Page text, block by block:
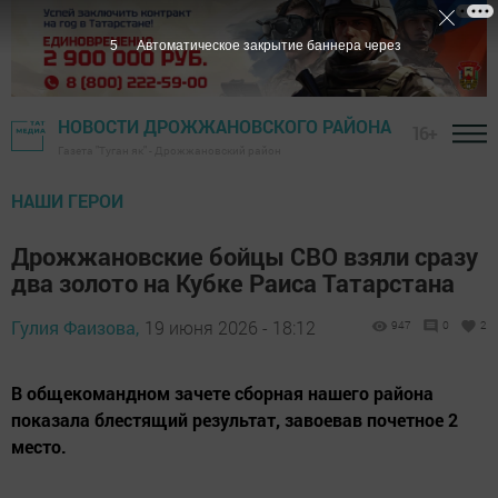
НОВОСТИ ДРОЖЖАНОВСКОГО РАЙОНА
НАШИ ГЕРОИ
Дрожжановские бойцы СВО взяли сразу
два золото на Кубке Раиса Татарстана
Гулия Фаизова, 19 июня 2026 - 18:12 947 0 2
В общекомандном зачете сборная нашего района
показала блестящий результат, завоевав почетное 2
место.
4 Автоматическое закрытие баннера через